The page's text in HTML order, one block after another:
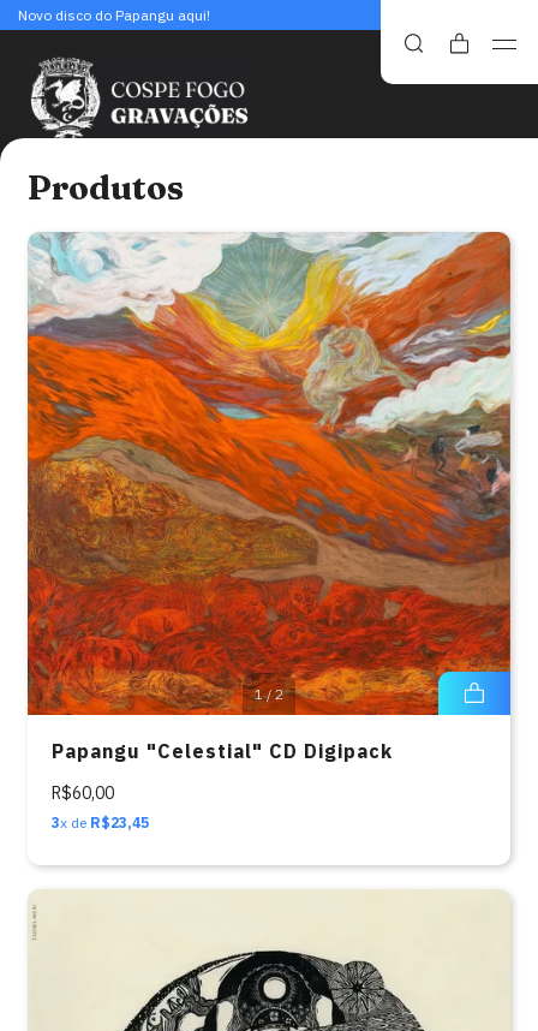
Novo disco do Papangu aqui!
Produtos
1/2
Papangu "Celestial" CD Digipack
R$60,00
3x de R$23,45